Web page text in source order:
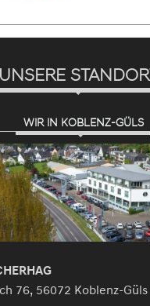
UNSERE
WIR IN KOBLENZ-GÜLS
76, 56072 Koblenz-Güls